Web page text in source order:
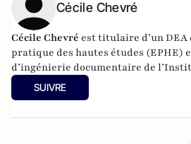
Cécile Chevré
Cécile Chevré est titulaire d’un DEA
pratique des hautes études (EPHE)
d’ingénierie documentaire de
techniques de documentation
jourla Quotidienne d'Agora
SUIVRE